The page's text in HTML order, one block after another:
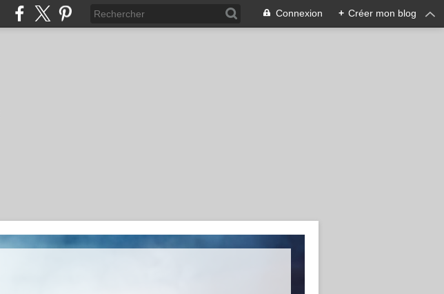
Connexion + Créer mon blog